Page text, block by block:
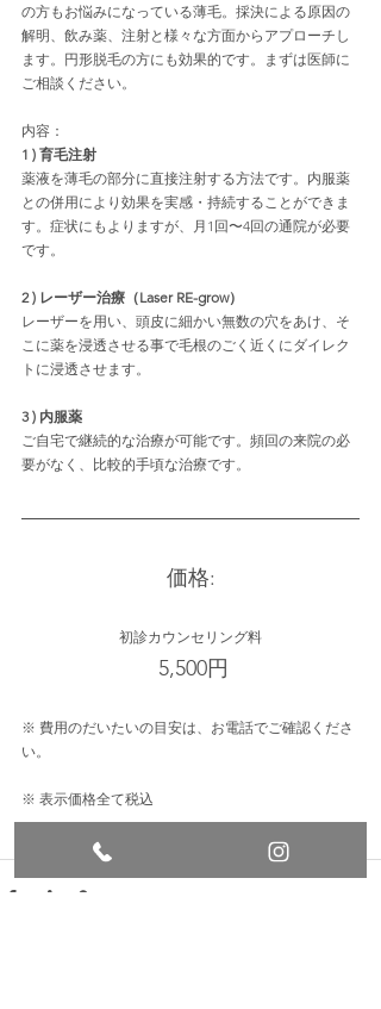
の方もお悩みになっている薄毛。採決による原因の
解明、飲み薬、注射と様々な方面からアプローチし
ます。円形脱毛の方にも効果的です。まずは医師に
ご相談ください。
内容：
1 ) 育毛注射
薬液を薄毛の部分に直接注射する方法です。内服薬
との併用により効果を実感・持続することができま
す。症状にもよりますが、月1回〜4回の通院が必要
です。
2 ) レーザー治療（Laser RE-grow）
レーザーを用い、頭皮に細かい無数の穴をあけ、そ
こに薬を浸透させる事で毛根のごく近くにダイレク
トに浸透させます。
3 ) 内服薬
ご自宅で継続的な治療が可能です。頻回の来院の必
要がなく、比較的手頃な治療です。
価格:
初診カウンセリング料
5,500円
※ 費用のだいたいの目安は、お電話でご確認くださ
い。
※ 表示価格全て税込